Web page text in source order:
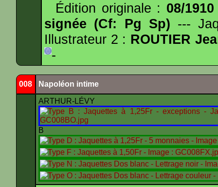
Édition originale : 08/1910
signée (Cf: Pg Sp) ---
Illustrateur 2 : ROUTIER
-
008 Napoléon intime
ARTHUR-LÉVY
B